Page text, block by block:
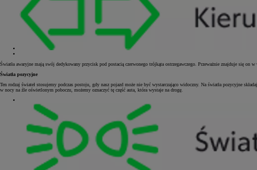
Światła awaryjne mają swój dedykowany przycisk pod postacią czerwonego trójkąta ostrzegawczego. Przeważnie znajduje się
Światła pozycyjne
Ten rodzaj świateł stosujemy podczas postoju, gdy nasz pojazd może nie być wystarczająco widoczny. Na światła pozycyjne
w nocy na źle oświetlonym poboczu, możemy oznaczyć tę część auta, która wystaje na drogę.